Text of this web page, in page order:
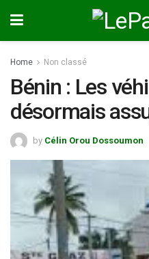
Home Non classé
Bénin : Les
désormais
by Célin Orou Dossoumon